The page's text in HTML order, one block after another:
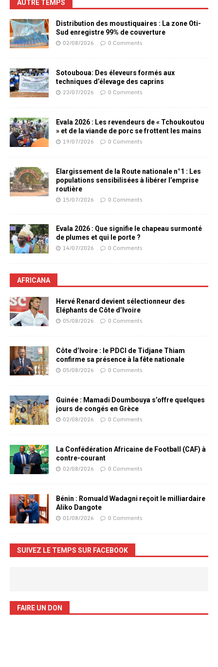
AUTRE TEMPS
Distribution des moustiquaires : La zone Oti-
Sud enregistre 99% de couverture
02/08/2026 0 Comments
Sotouboua: Des éleveurs formés aux
techniques d’élevage des caprins
23/07/2026 0 Comments
Evala 2026 : Les revendeurs de « Tchoukoutou
» et de la viande de porc se frottent les mains
19/07/2026 0 Comments
Elargissement de la Route nationale n°1 : Les
populations sensibilisées à libérer l’emprise
routière
15/07/2026 0 Comments
Evala 2026 : Que signifie le chapeau surmonté
de plumes et qui le porte ?
14/07/2026 0 Comments
AFRICANA
Hervé Renard devient sélectionneur des
Eléphants de Côte d’Ivoire
05/08/2026 0 Comments
Côte d’Ivoire : le PDCI de Tidjane Thiam
confirme sa présence à la fête nationale
05/08/2026 0 Comments
Guinée : Mamadi Doumbouya s’offre quelques
jours de congés en Grèce
02/08/2026 0 Comments
La Confédération Africaine de Football (CAF) à
contre-courant
02/08/2026 0 Comments
Bénin : Romuald Wadagni reçoit le milliardaire
Aliko Dangote
01/08/2026 0 Comments
SUIVEZ LE TEMPS SUR FACEBOOK
FAIRE UN DON